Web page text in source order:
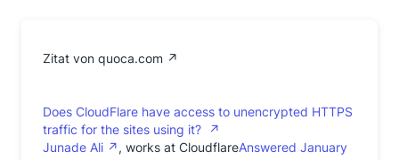
Zitat von quoca.com
Does CloudFlare have access to unencrypted HTTPS
traffic for the sites using it?
Junade Ali
, works at CloudflareAnswered January